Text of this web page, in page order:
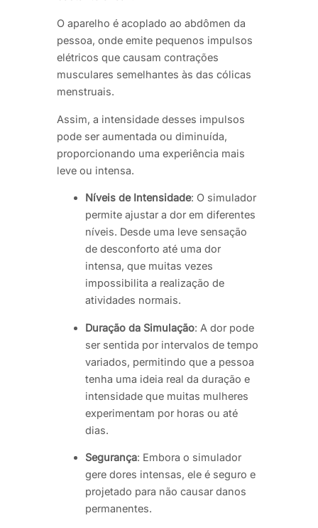
O aparelho é acoplado ao abdômen da
pessoa, onde emite pequenos impulsos
elétricos que causam contrações
musculares semelhantes às das cólicas
menstruais.
Assim, a intensidade desses impulsos
pode ser aumentada ou diminuída,
proporcionando uma experiência mais
leve ou intensa.
Níveis de Intensidade: O simulador
permite ajustar a dor em diferentes
níveis. Desde uma leve sensação
de desconforto até uma dor
intensa, que muitas vezes
impossibilita a realização de
atividades normais.
Duração da Simulação: A dor pode
ser sentida por intervalos de tempo
variados, permitindo que a pessoa
tenha uma ideia real da duração e
intensidade que muitas mulheres
experimentam por horas ou até
dias.
Segurança: Embora o simulador
gere dores intensas, ele é seguro e
projetado para não causar danos
permanentes.